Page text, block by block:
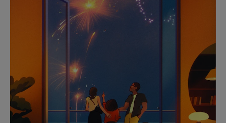
PAUSA